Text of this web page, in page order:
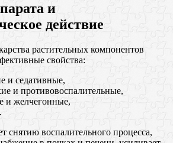
и
действие
растительных компонентов
свойства:
и седативные,
и противовоспалительные,
и желчегонные,
снятию воспалительного процесса,